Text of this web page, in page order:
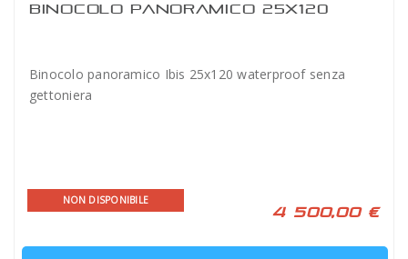
BINOCOLO PANORAMICO 25X120
Binocolo panoramico Ibis 25x120 waterproof senza
gettoniera
NON DISPONIBILE
4 500,00 €